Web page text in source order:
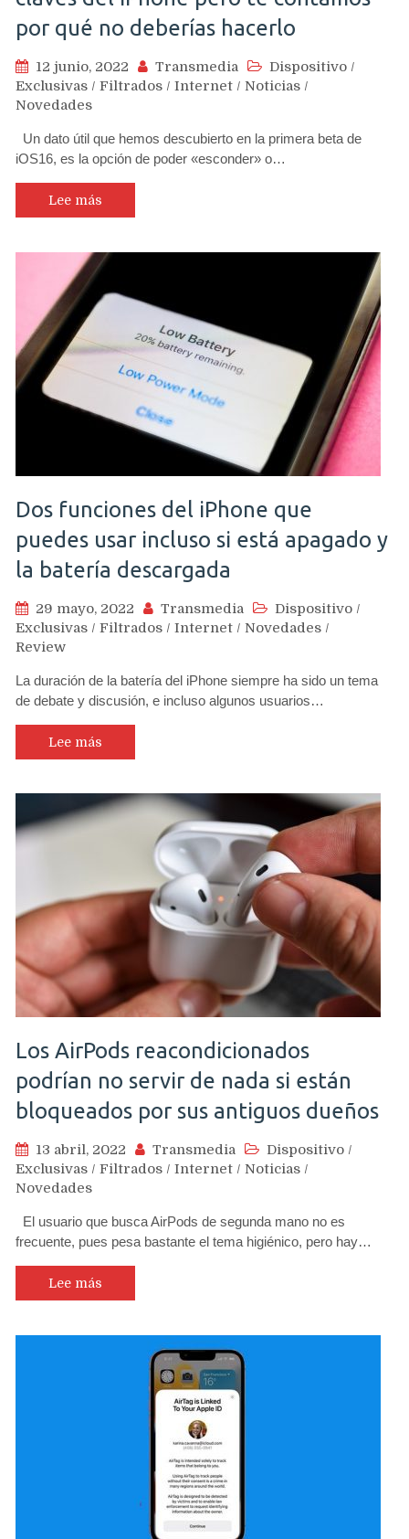
por qué no deberías hacerlo
12 junio, 2022 Transmedia Dispositivo /
Exclusivas / Filtrados / Internet / Noticias /
Novedades
Un dato útil que hemos descubierto en la primera beta de
iOS16, es la opción de poder «esconder» o…
Lee más
Dos funciones del iPhone que
puedes usar incluso si está apagado y
la batería descargada
29 mayo, 2022 Transmedia Dispositivo /
Exclusivas / Filtrados / Internet / Novedades /
Review
La duración de la batería del iPhone siempre ha sido un tema
de debate y discusión, e incluso algunos usuarios…
Lee más
Los AirPods reacondicionados
podrían no servir de nada si están
bloqueados por sus antiguos dueños
13 abril, 2022 Transmedia Dispositivo /
Exclusivas / Filtrados / Internet / Noticias /
Novedades
El usuario que busca AirPods de segunda mano no es
frecuente, pues pesa bastante el tema higiénico, pero hay…
Lee más